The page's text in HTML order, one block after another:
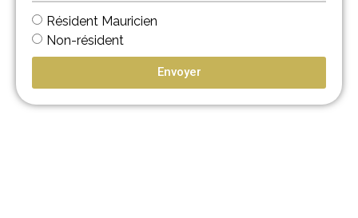
Résident Mauricien
Non-résident
Envoyer